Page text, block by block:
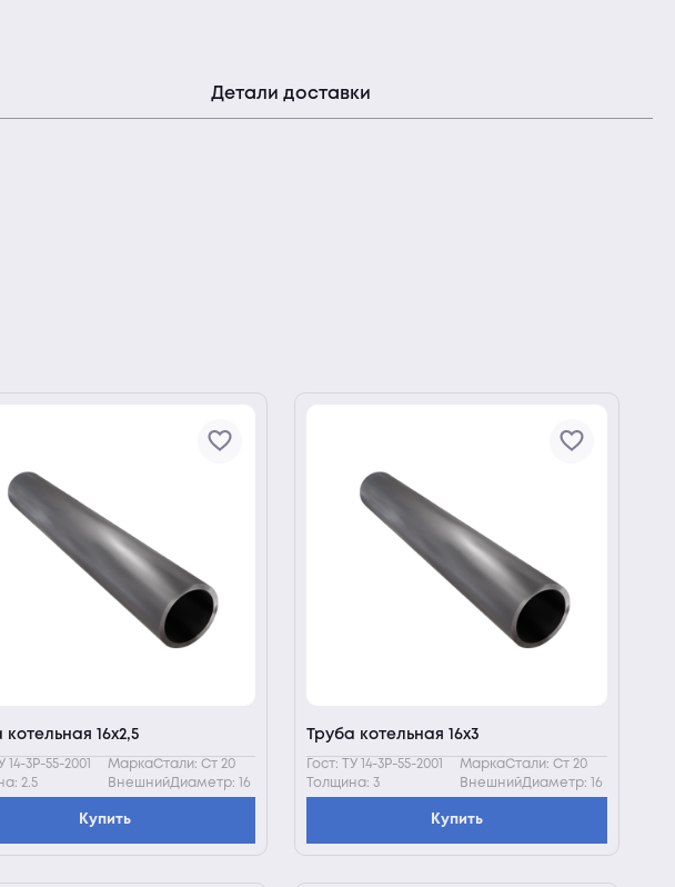
Детали доставки
котельная 16х2,5
14-3Р-55-2001
МаркаСтали: Ст 20
2.5
ВнешнийДиаметр: 16
Купить
Труба котельная 16х3
Гост: ТУ 14-3Р-55-2001
МаркаСтали: Ст 20
Толщина: 3
ВнешнийДиаметр: 16
Купить